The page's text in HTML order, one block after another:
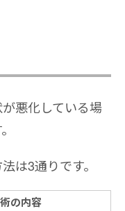
悪化している場
は3通りです。
の内容